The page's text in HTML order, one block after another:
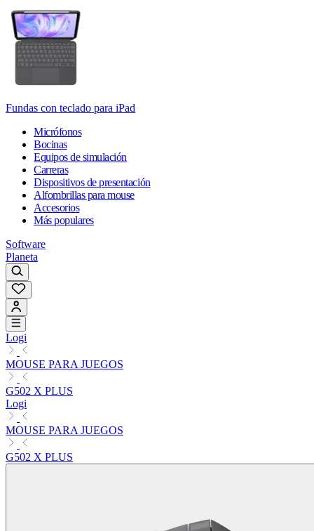
Fundas con teclado para iPad
Micrófonos
Bocinas
Equipos de simulación
Carreras
Dispositivos de presentación
Alfombrillas para mouse
Accesorios
Más populares
Software
Planeta
Logi
MOUSE PARA JUEGOS
G502 X PLUS
Logi
MOUSE PARA JUEGOS
G502 X PLUS